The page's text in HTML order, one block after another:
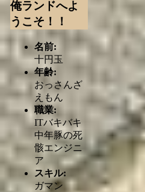
俺ランドへよ
うこそ！！
名前:
十円玉
年齢:
おっさんざ
えもん
職業:
ITバキバキ
中年豚の死
骸エンジニ
ア
スキル:
ガマン